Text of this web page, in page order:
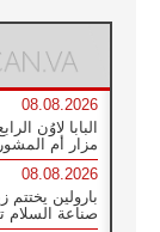
08.08.2026
البابا لاوُن
مزار أم
08.08.2026
بارولين يختتم
صناعة السلام